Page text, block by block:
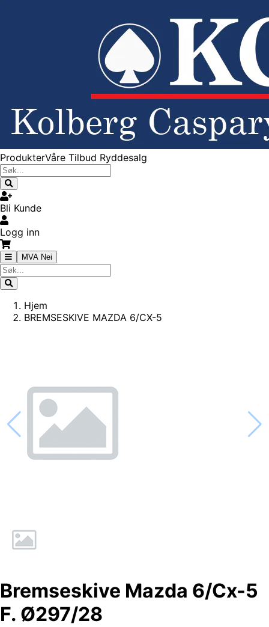
ProdukterVåre Tilbud Ryddesalg
Bli Kunde
Logg inn
MVA Nei
Hjem
BREMSESKIVE MAZDA 6/CX-5
Bremseskive Mazda 6/Cx-5
F. Ø297/28